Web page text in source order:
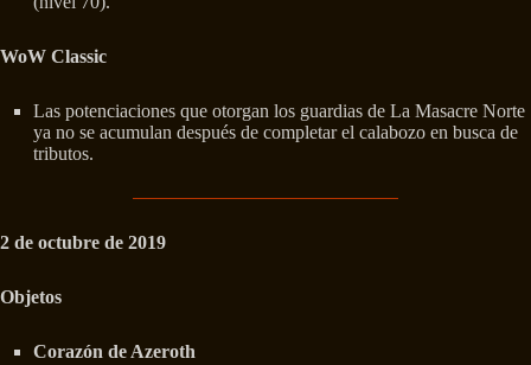
WoW Classic
Las potenciaciones que otorgan los guardias de La Masacre Norte
ya no se acumulan después de completar el calabozo en busca de
tributos.
2 de octubre de 2019
Objetos
Corazón de Azeroth